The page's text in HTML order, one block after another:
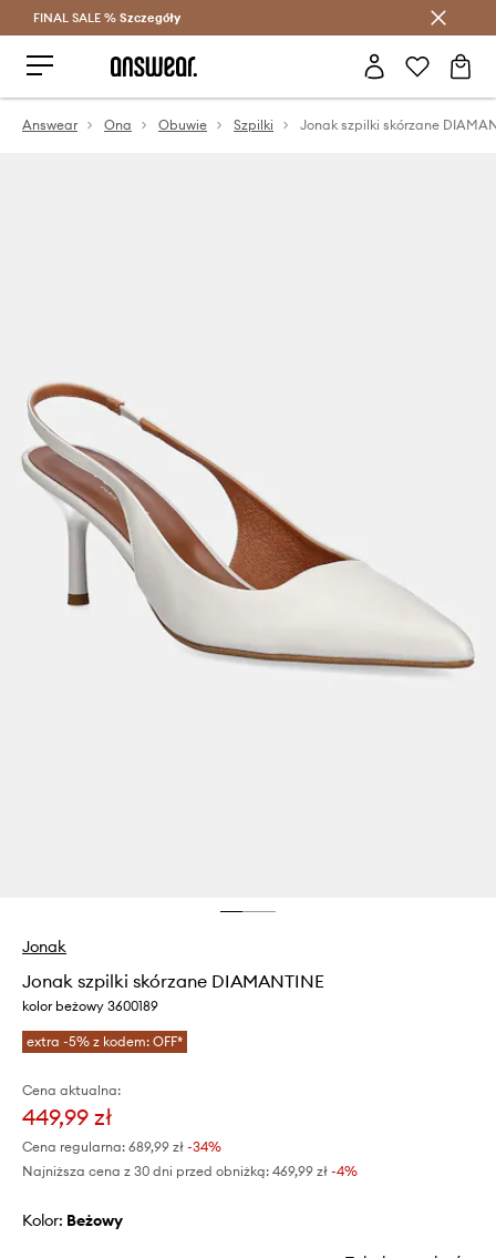
Oszczędzaj z Answear Club >
FINAL SALE % Szczegóły
Answear Ona Obuwie Szpilki
Jonak
Jonak szpilki skórzane DIAMANTINE
kolor beżowy 3600189
extra -5% z kodem: OFF*
Cena aktualna:
449,99 zł
Cena regularna: 689,99 zł -34%
Najniższa cena z 30 dni przed obniżką: 469,99 zł -4%
Kolor: beżowy